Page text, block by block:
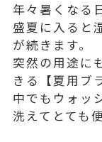
年々暑くなる
盛夏に入ると
が続きます。
突然の用途に
きる【夏用ブ
中でもウォッ
洗えてとても